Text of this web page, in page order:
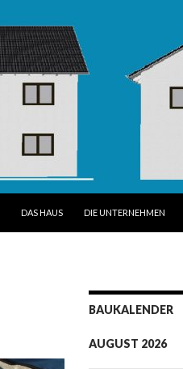
DAS HAUS DIE UNTERNEHMEN
BAUKALENDER
AUGUST 2026